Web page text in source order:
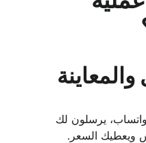
يرسلون لك
ويعطيك السعر.